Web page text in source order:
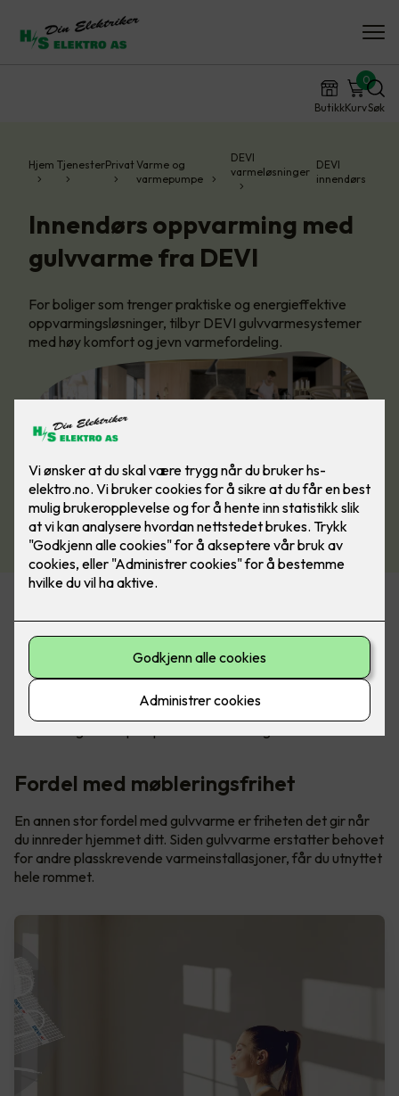
ButikkKurv
0
Søk
Hjem TjenesterPrivatVarme og
varmepumpe
DEVI
varmeløsninger
DEVI
innendørs
Innendørs oppvarming med
gulvvarme fra DEVI
For boliger som trenger praktiske og energieffektive
oppvarmingsløsninger, tilbyr DEVI gulvvarmesystemer
med høy komfort og jevn varmefordeling.
bruksområder
Gulvvarmeløsningene fra DEVI er like godt egnet for
renovering som for nybygg, og kan med fordel brukes i
kombinasjon med andre energieffektive teknologier som
Fordel med møbleringsfrihet
En annen stor fordel med gulvvarme er friheten det gir når
du innreder hjemmet ditt. Siden gulvvarme erstatter behovet
for andre plasskrevende varmeinstallasjoner, får du utnyttet
hele rommet.